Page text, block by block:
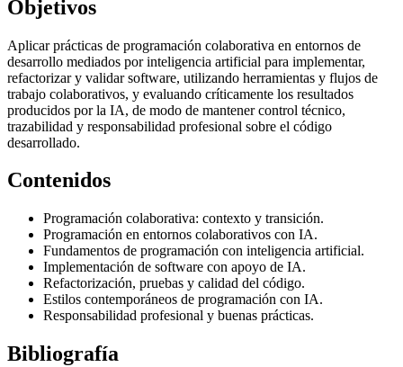
Objetivos
Aplicar prácticas de programación colaborativa en entornos de
desarrollo mediados por inteligencia artificial para implementar,
refactorizar y validar software, utilizando herramientas y flujos de
trabajo colaborativos, y evaluando críticamente los resultados
producidos por la IA, de modo de mantener control técnico,
trazabilidad y responsabilidad profesional sobre el código
desarrollado.
Contenidos
Programación colaborativa: contexto y transición.
Programación en entornos colaborativos con IA.
Fundamentos de programación con inteligencia artificial.
Implementación de software con apoyo de IA.
Refactorización, pruebas y calidad del código.
Estilos contemporáneos de programación con IA.
Responsabilidad profesional y buenas prácticas.
Bibliografía